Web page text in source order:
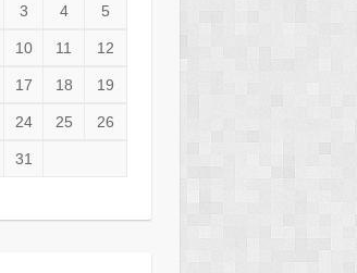
3 4 5
10 11 12
17 18 19
24 25 26
31